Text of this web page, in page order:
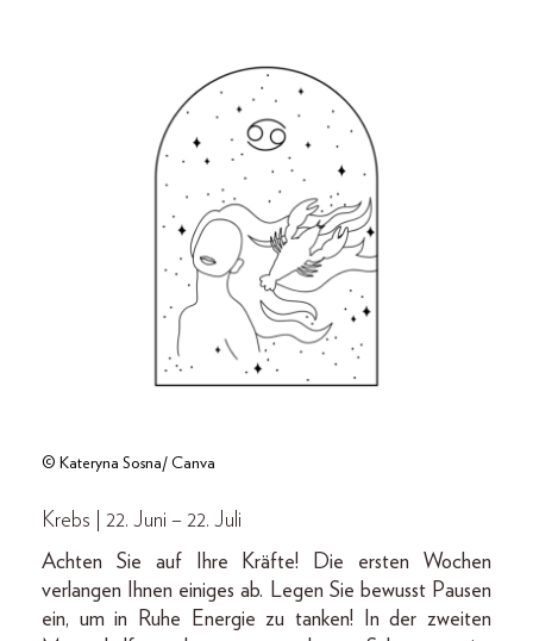
© Kateryna Sosna/ Canva
Krebs | 22. Juni – 22. Juli
Achten Sie auf Ihre Kräfte! Die ersten Wochen
verlangen Ihnen einiges ab. Legen Sie bewusst Pausen
ein, um in Ruhe Energie zu tanken! In der zweiten